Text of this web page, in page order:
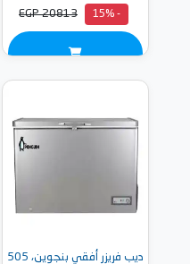
- 15%
EGP 20813
ديب فريزر أفقي بنجوين، 505